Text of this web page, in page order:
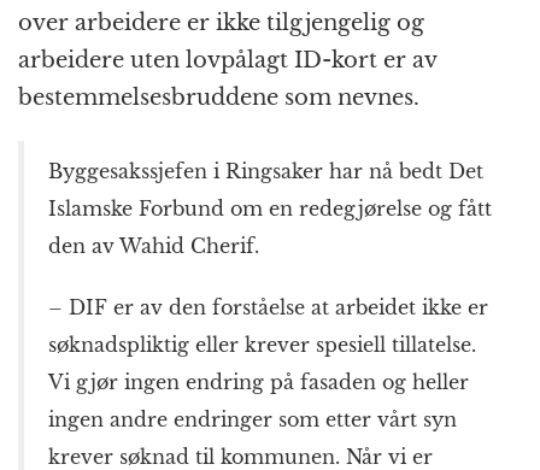
over arbeidere er ikke tilgjengelig og
arbeidere uten lovpålagt ID-kort er av
bestemmelsesbruddene som nevnes.
Byggesakssjefen i Ringsaker har nå bedt Det
Islamske Forbund om en redegjørelse og fått
den av Wahid Cherif.
– DIF er av den forståelse at arbeidet ikke er
søknadspliktig eller krever spesiell tillatelse.
Vi gjør ingen endring på fasaden og heller
ingen andre endringer som etter vårt syn
krever søknad til kommunen. Når vi er